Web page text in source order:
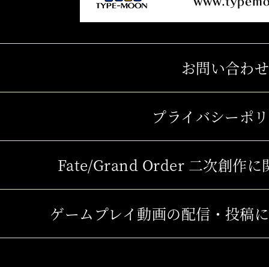
お問い合わせ
プライバシーポ
Fate/Grand Order 二次創作に
ゲームプレイ動画の配信・投稿